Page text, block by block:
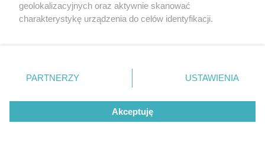
Na Krecie budują nowe większe lotnisko. Czas
Nie żyje Stanisław Podkański, architekt do końca
Chcą zwęzić kluczową ulicę Ochoty, ale jest
geolokalizacyjnych oraz aktywnie skanować
charakterystykę urządzenia do celów identyfikacji.
zmienić/wycofać klikając przycisk ustawień prywatności
znajdujący się w lewym dolnym rogu strony
rodzaje przetwarzania danych nie wymagają zgody
użytkownika, ale masz prawo sprzeciwić się takiemu
przetwarzaniu. Preferencje będą miały zastosowanie tylko
PARTNERZY USTAWIENIA
Akceptuję